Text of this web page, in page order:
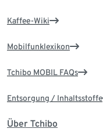
Kaffee-Wiki
Mobilfunklexikon
Tchibo MOBIL FAQs
Entsorgung / Inhaltsstoffe
Über Tchibo